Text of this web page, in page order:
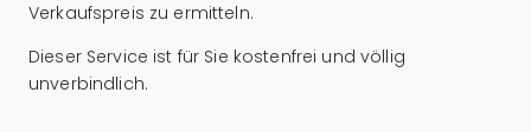
Verkaufspreis zu ermitteln.
Dieser Service ist für Sie kostenfrei und völlig
unverbindlich.